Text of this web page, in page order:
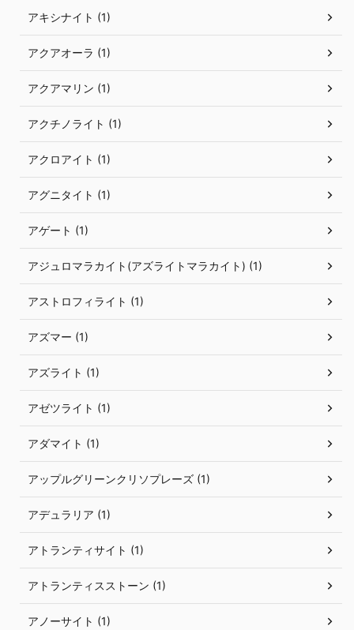
アキシナイト (1)
アクアオーラ (1)
アクアマリン (1)
アクチノライト (1)
アクロアイト (1)
アグニタイト (1)
アゲート (1)
アジュロマラカイト(アズライトマラカイト) (1)
アストロフィライト (1)
アズマー (1)
アズライト (1)
アゼツライト (1)
アダマイト (1)
アップルグリーンクリソプレーズ (1)
アデュラリア (1)
アトランティサイト (1)
アトランティスストーン (1)
アノーサイト (1)